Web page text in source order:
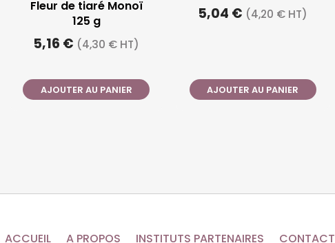
Fleur de tiaré Monoï
125 g
5,16 € (4,30 € HT)
AJOUTER AU PANIER
5,04 € (4,20 € HT)
AJOUTER AU PANIER
ACCUEIL A PROPOS INSTITUTS PARTENAIRES CONTACT